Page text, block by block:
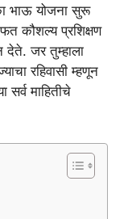
भाऊ योजना सुरू
कौशल्य प्रशिक्षण
जर तुम्हाला
रहिवासी म्हणून
माहितीचे